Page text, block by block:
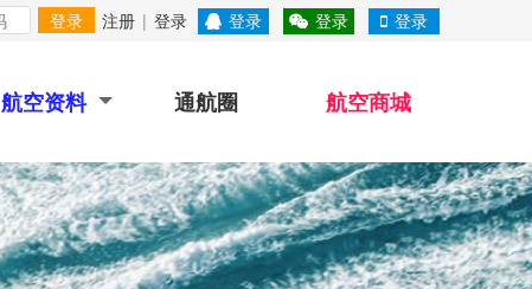
登录 注册 | 登录 登录 登录 登录
航空资料 通航圈 航空商城